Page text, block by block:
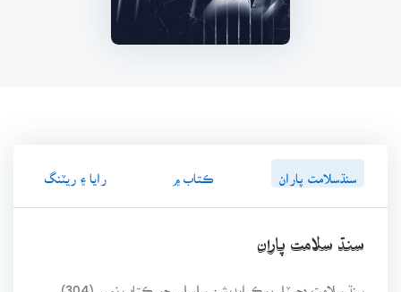
سنڌسلامت پاران ڪتاب ۾ رايا ۽ ريٽنگ
سنڌ سلامت پاران
سنڌ سلامت ڊجيٽل بوڪ ايڊيشن سلسلي جو ڪتاب نمبر (304)